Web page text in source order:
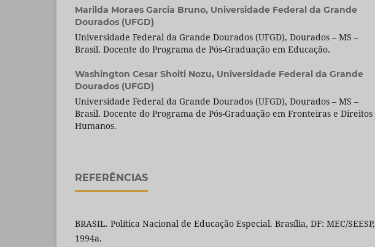
Marilda Moraes Garcia Bruno, Universidade Federal da Grande
Dourados (UFGD)
Universidade Federal da Grande Dourados (UFGD), Dourados – MS –
Brasil. Docente do Programa de Pós-Graduação em Educação.
Washington Cesar Shoiti Nozu, Universidade Federal da Grande
Dourados (UFGD)
Universidade Federal da Grande Dourados (UFGD), Dourados – MS –
Brasil. Docente do Programa de Pós-Graduação em Fronteiras e Direitos
Humanos.
REFERÊNCIAS
BRASIL. Política Nacional de Educação Especial. Brasília, DF: MEC/SEESP,
1994a.